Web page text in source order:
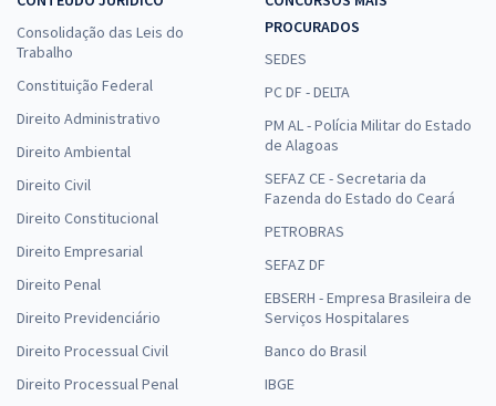
Consolidação das Leis do
Trabalho
Constituição Federal
Direito Administrativo
Direito Ambiental
Direito Civil
Direito Constitucional
Direito Empresarial
Direito Penal
Direito Previdenciário
Direito Processual Civil
Direito Processual Penal
PROCURADOS
SEDES
PC DF - DELTA
PM AL - Polícia Militar do Estado
de Alagoas
SEFAZ CE - Secretaria da
Fazenda do Estado do Ceará
PETROBRAS
SEFAZ DF
EBSERH - Empresa Brasileira de
Serviços Hospitalares
Banco do Brasil
IBGE